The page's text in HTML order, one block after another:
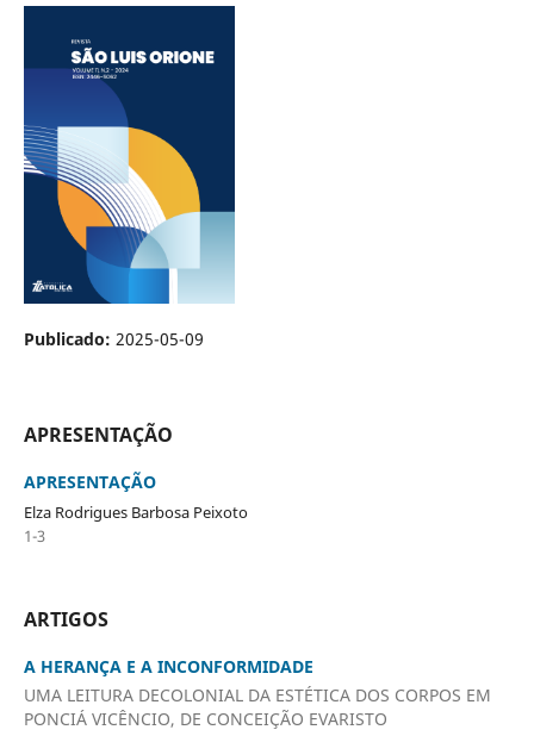
Publicado: 2025-05-09
APRESENTAÇÃO
APRESENTAÇÃO
Elza Rodrigues Barbosa Peixoto
1-3
ARTIGOS
A HERANÇA E A INCONFORMIDADE
UMA LEITURA DECOLONIAL DA ESTÉTICA DOS CORPOS EM
PONCIÁ VICÊNCIO, DE CONCEIÇÃO EVARISTO